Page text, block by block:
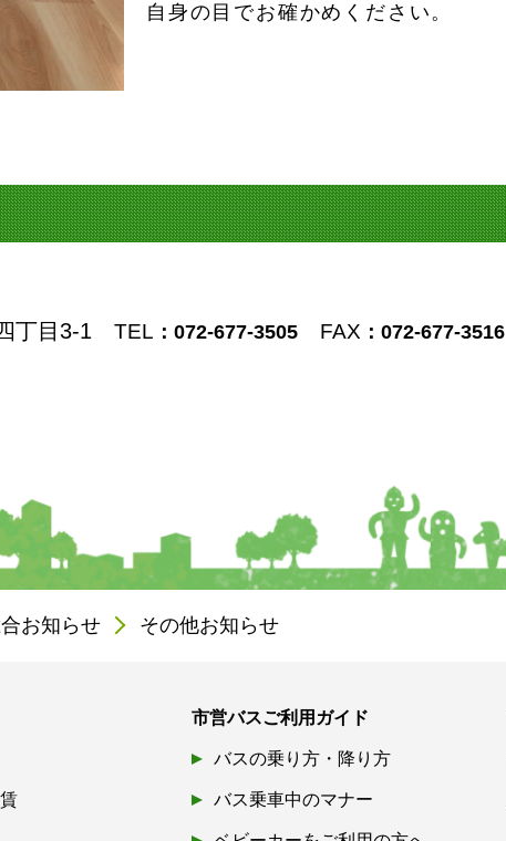
自身の目でお確かめください。
丁目3-1 TEL ：072-677-3505 FAX ：072-677-3516
お知らせ その他お知らせ
市営バスご利用ガイド
バスの乗り方・降り方
バス乗車中のマナー